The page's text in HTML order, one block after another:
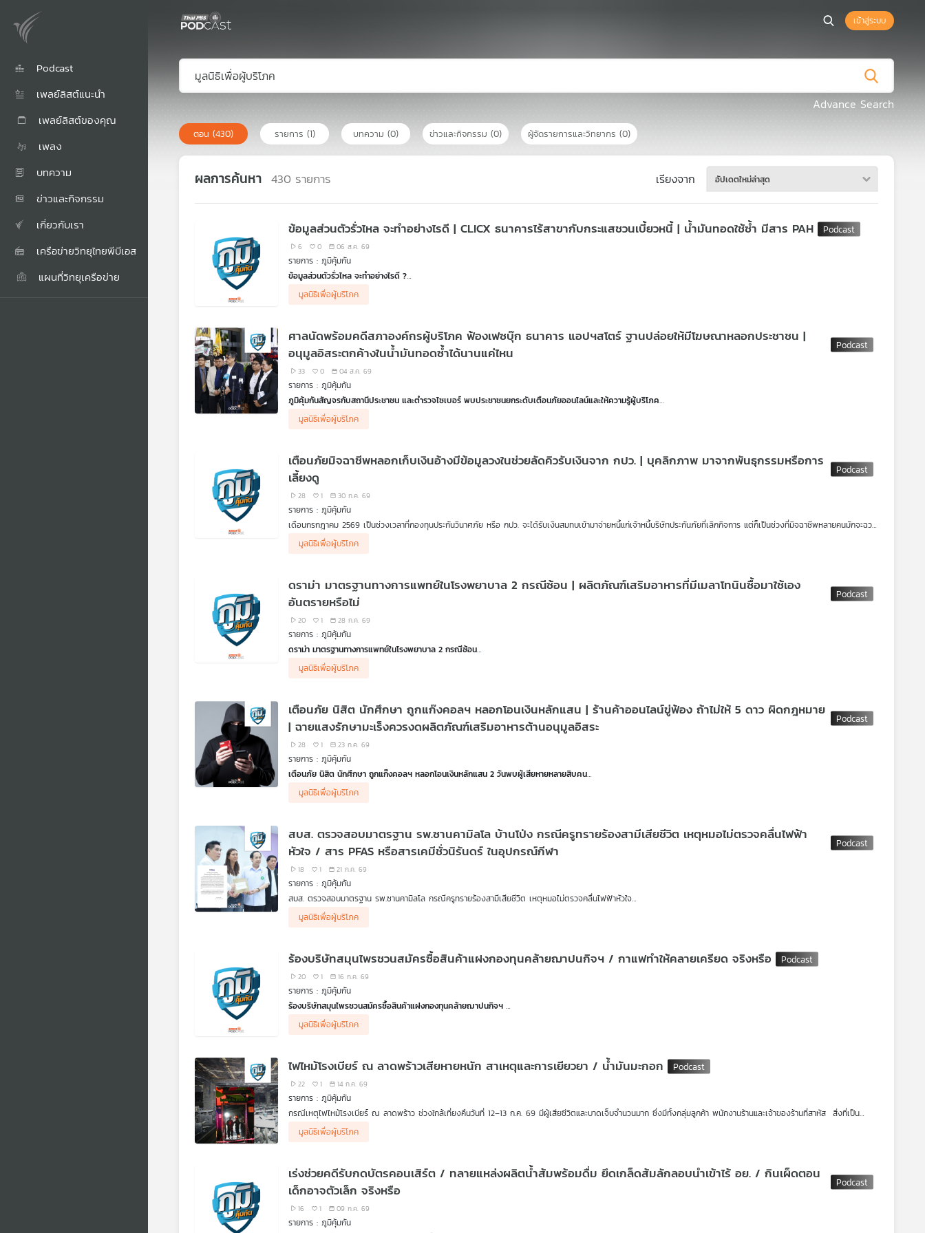
Podcast
เพลย์ลิสต์แนะนำ
เพลย์ลิสต์ของคุณ
เพลง
บทความ
ข่าวและกิจกรรม
เกี่ยวกับเรา
เครือข่ายวิทยุไทยพีบีเอส
แผนที่วิทยุเครือข่าย
เข้าสู่ระบบ
Advance Search
ตอน (430) รายการ (1) บทความ (0) ข่าวและกิจกรรม (0) ผู้จัดรายการและวิทยากร (0)
ผลการค้นหา 430 รายการ เรียงจาก อัปเดตใหม่ล่าสุด
ข้อมูลส่วนตัวรั่วไหล จะทำอย่างไรดี | CLICX ธนาคารไร้สาขากับกระแสชวนเบี้ยวหนี้ | น้ำมันทอดใช้ซ้ำ มีสาร PAH
6 0 06 ส.ค. 69
รายการ : ภูมิคุ้มกัน
ข้อมูลส่วนตัวรั่วไหล จะทำอย่างไรดี ?
กระทรวงคมนาคม เปิดเผยผลการตรวจสอบกรณีข้อมูลส่วนบุคคลและข้อมูลเกี่ยวกับทะเบียนรถรั่วไหลรวมถึงข้อมูลของนายกรัฐมนตรี ล่าสุด ตรวจพบ IP ต้นทางมาจาก 3 หน่วยงาน
ราชการ ซึ่งขณะนี้อยู่ระหว่างตรวจสอบหาตัวผู้ใช้บัญชีในการล็อคอิน เรามาดูวิธีการจัดการและรับมือ หากข้อมูลของเรารั่วไหลออกสู่สาธารณะ
สารสนเทศ
สํานักงานคณะกรรมการการรักษาความมั่นคงปลอดภัยไซเบอร์แห่งชาติ (สกมช.)
CLICX ธนาคารไร้สาขากับกระแสชวนเบี้ยวหนี้
เกิดการวิพากษ์วิจารณ์อย่างกว้างขวางในโลกออนไลน์ กรณีธนาคาร CLICX (คลิกซ์) หรือ ธนาคารไร้สาขารายแรกของไทย ที่ได้เริ่มเปิดให้บริการเต็มรูปแบบ ได้ปล่อยเงินกู้ โดยผู้ที่ติด
เครดิตก็สามารถกู้เงินได้ ทำให้มีกระแส เบี้ยวหนี้
ฟังข้อคิดเตือนใจ ถ้ากู้ต้องใช้หนี้ การเบี้ยวหนี้จะถูกดำเนินคดีตามกฎหมายอย่างไรบ้าง
คิดก่อนเชื่อ กับ ดร.แก้ว กังสดาลอำไพ นักพิษวิทยา กับ ชนาธิป ไพรพงค์
ตอน น้ำมันทอดใช้ซ้ำ มีสาร PAH (สารก่อมะเร็ง) เหมือนอาหารปิ้งย่างรมควันหรือไม่
มูลนิธิเพื่อผู้บริโภค
ศาลนัดพร้อมคดีสภาองค์กรผู้บริโภค ฟ้องเฟซบุ๊ก ธนาคาร แอปฯสโตร์ ฐานปล่อยให้มีโฆษณาหลอกประชาชน |
อนุมูลอิสระตกค้างในน้ำมันทอดซ้ำได้นานแค่ไหน
33 0 04 ส.ค. 69
รายการ : ภูมิคุ้มกัน
ภูมิคุ้มกันสัญจรกับสถานีประชาชน และตำรวจไซเบอร์ พบประชาชนยกระดับเตือนภัยออนไลน์และให้ความรู้ผู้บริโภค
ฟังเสียง ประชาชน ชาวตำบลธรรมศาลา อ.เมืองนครปฐม ที่มาร่วมกิจกรรมว่าได้ประโยชน์อะไรจากกิจกรรมนี้และความคิดเห็นเกี่ยวกับการซื้อของออนไลน์
มิถุนายน 2569 ที่ผ่านมา โดยมีผู้เสียหายที่ตกเป็นเหยื่อมิจฉาชีพออนไลน์ ผ่านการหลอกลวงบนเฟซบุ๊ก ยื่นฟ้องเป็นคดีนำร่องรวม 10 คดี แบ่งเป็นคดีที่ศาลแพ่ง 3 คดี และศาลแพ่งใต้
7 คดี ซึ่งการนัดพร้อมในวันนี้เป็นเพียงจุดเริ่มต้นของกระบวนการพิจารณา
คุยกับ คุณโสภณ หนูรัตน์ หัวหน้าฝ่ายคุ้มครองและพิทักษ์สิทธิผู้บริโภค สภาองค์กรของผู้บริโภค
มูลนิธิเพื่อผู้บริโภค
เตือนภัยมิจฉาชีพหลอกเก็บเงินอ้างมีข้อมูลวงในช่วยลัดคิวรับเงินจาก กปว. | บุคลิกภาพ มาจากพันธุกรรมหรือการ
เลี้ยงดู
28 1 30 ก.ค. 69
รายการ : ภูมิคุ้มกัน
เดือนกรกฎาคม 2569 เป็นช่วงเวลาที่กองทุนประกันวินาศภัย หรือ กปว. จะได้รับเงินสมทบเข้ามาจ่ายหนี้แก่เจ้าหนี้บริษัทประกันภัยที่เลิกกิจการ แต่ก็เป็นช่วงที่มิจฉาชีพหลายคนมักจะฉวย
โอกาสในการเรียกรับเงินโดยแอบอ้างว่าสามารถตรวจสอบข้อมูลวงใน รวมถึงช่วยลัดคิวให้ได้รับเงินจาก กปว. เร็วมากขึ้น ซึ่งตอนนี้มีผู้เสียหายหลายรายที่ถูกหลอก
ฟังวิธีการเพื่อเตือนภัย จาก คุณภัทร ผู้เสียหาย กทม.
ปรับเกณฑ์บัตรสวัสดิการแห่งรัฐ
รัฐบาลโดยกระทรวงการคลัง พิจารณาปรับหลักเกณฑ์การขอรับสิทธิบัตรสวัสดิการแห่งรัฐ หรือที่เรียกกันติดปากว่า “บัตรคนจน” ทั้งเกณฑ์การครอบครองรถ การศึกษา รวมถึงการ
คิดก่อนเชื่อ กับ ดร.แก้ว กังสดาลอำไพ นักพิษวิทยา กับ ชนาธิป ไพรพงค์
ตอน บุคลิกภาพ มาจากพันธุกรรมหรือการเลี้ยงดู
มูลนิธิเพื่อผู้บริโภค
ดราม่า มาตรฐานทางการแพทย์ในโรงพยาบาล 2 กรณีซ้อน | ผลิตภัณฑ์เสริมอาหารที่มีเมลาโทนินซื้อมาใช้เอง
อันตรายหรือไม่
20 1 28 ก.ค. 69
รายการ : ภูมิคุ้มกัน
ดราม่า มาตรฐานทางการแพทย์ในโรงพยาบาล 2 กรณีซ้อน
กรณีที่ครูทรายพาสามีมีอาการเจ็บร้าวตั้งแต่นิ้วจนถึงหน้าอก หัวใจเหงื่อแตกพลั๊ก สงสัยว่าจะเป็นโรคเกี่ยวกับหัวใจไปรักษาที่โรงพยาบาลซานคามิลโลบ้านโป่ง เป็น รพ.ตามสิทธิประกัน
สังคม แต่หมอไม่ส่งส่งตรวจคลื่นไฟฟ้าหัวใจ และไล่กลับบ้าน ต่อมาสามีเสียชีวิต
.
ฟังเสียง ครูทราย นางสาวเบญญาภรณ์ พานเพชร
ประกันสังคมเยียวยากรณีนี้อย่างไร
อีกกรณี คือดราม่าพ่อแม่เด็กเพิ่งคลอด 5 วัน อยู่ในห้อง ICU เด็กโรงพยาบาลอ่างทอง ติดเชื้อในกระแสเลือดเสียชีวิต
ไอซียูเด็ก (NICU) หรือไม่ จนเกิดจากกระแสวิพากษ์วิจารณ์อย่างหนัก ซึ่งกระทรวงสาธารณสุขและทางโรงพยาบาลได้ยอมรับว่าไม่เหมาะสม และตั้งกรรมการสอบสวนข้อเท็จจริงแล้ว
ส่วนสาเหตุการเสียชีวิตของทารกวัย 5 วันยืนยันว่าเกิดจากภาวะป่วยรุนแรงตั้งแต่แรกเกิด
ฟังเสียงความทุกข์หัวอกพ่อแม่เด็ก
.
คิดก่อนเชื่อกับ ดร.แก้ว กังสดาลอำไพ นักพิษวิทยา กับ ชนาธิป ไพรพงค์
ตอน ผลิตภัณฑ์เสริมอาหารที่มีเมลาโทนินซื้อมาใช้เองอันตรายหรือไม่
มูลนิธิเพื่อผู้บริโภค
เตือนภัย นิสิต นักศึกษา ถูกแก๊งคอลฯ หลอกโอนเงินหลักแสน | ร้านค้าออนไลน์ขู่ฟ้อง ถ้าไม่ให้ 5 ดาว ผิดกฎหมาย
| ฉายแสงรักษามะเร็งควรงดผลิตภัณฑ์เสริมอาหารต้านอนุมูลอิสระ
28 1 23 ก.ค. 69
รายการ : ภูมิคุ้มกัน
เตือนภัย นิสิต นักศึกษา ถูกแก๊งคอลฯ หลอกโอนเงินหลักแสน 2 วันพบผู้เสียหายหลายสิบคน
จากกรณีนักศึกษาในจังหวัดมหาสารคาม ถูกขบวนการคอลเซนเตอร์ อ้างเป็นตำรวจหลอกโอนเงินจำนวนมาก เพียง 2 วัน พบผู้เสียหายแล้ว 18 คน ตำรวจได้ย้ำเตือนประชาชนให้
ระมัดระวัง เพราะตำรวจจะไม่ติดต่อทางไลน์ไปยังผู้ถูกกล่าวหา รวมถึงไม่ส่งหมายเรียก หรือหมายจับทางแอปพลิเคชัน ไม่มีนโยบายให้ประชาชนโอนเงินมาตรวจสอบ หากตำรวจพบผู้ต้อง
แนวทางการดำเนินคดีและเตือนภัยจาก พ.ต.ท.พากฤต กฤตยพงษ์
สารวัตรกลุ่มงานรักษาความมั่นคงปลอดภัยทางไซเบอร์ บก.ตอท.
ร้านค้าออนไลน์ขู่ฟ้อง ถ้าไม่ให้ 5 ดาว ผิดกฎหมาย!
ร้านค้าออนไลน์ขู่ฟ้อง หากผู้ซื้อรีวิว 1-3 ดาว ผิดกฎหมาย นักกฎหมายย้ำ รีวิวตามจริงคือสิทธิ ไม่ใช่ความผิด ไม่ต้องหวั่นคำขู่ พร้อมแนะวิธีรีวิวให้ได้รับความคุ้มครองตามกฎหมาย
.
ฟังกฏหมายคุ้มครองผู้บริโภคจาก คุณภัทรกร ทีปบุญรัตน์ รองหัวหน้าฝ่ายกฎหมายและคดี สภาองค์กรผู้บริโภค
มูลนิธิเพื่อผู้บริโภค
สบส. ตรวจสอบมาตรฐาน รพ.ซานคามิลโล บ้านโป่ง กรณีครูทรายร้องสามีเสียชีวิต เหตุหมอไม่ตรวจคลื่นไฟฟ้า
หัวใจ / สาร PFAS หรือสารเคมีชั่วนิรันดร์ ในอุปกรณ์กีฬา
18 1 21 ก.ค. 69
รายการ : ภูมิคุ้มกัน
สบส. ตรวจสอบมาตรฐาน รพ.ซานคามิลโล กรณีครูทรายร้องสามีเสียชีวิต เหตุหมอไม่ตรวจคลื่นไฟฟ้าหัวใจ
จากกรณีครูทรายร้องเรียนสามีมีอาการป่วยที่สงสัยว่าจะเป็นโรคเกี่ยวกับหัวใจ ไปรักษาที่โรงพยาบาลซานคามิลโล บ้านโป่ง แต่ถูกแพทย์วัย 70 ปี ไม่ส่งตรวจคลื่นไฟฟ้าหัวใจและใช้คำพูด
ไม่ดี ไล่ให้กลับบ้าน จนสุดท้ายสามีเสียชีวิตเนื่องจากโรคเกี่ยวกับหัวใจ เจ้าหน้าที่จากกรมสนับสนุนบริการสุขภาพ หรือ สบส. และเจ้าหน้าที่สำนักงานสาธารณสุขจังหวัดราชบุรี ได้เข้าตรวจ
กฏหมายที่เกี่ยวข้องกับสถานพยาบาล กำหนดว่าอย่างไร
ถ้าผลสอบสวนพบว่า สถานพยาบาลไม่รักษาตามมาตรฐาน จะมีบทลงโทษอย่างไร
โรงพยาบาลซานคามิลโล จะชดเชยเยียวยาผู้เสียหายอย่างไร
ทราบว่าผู้เสียชีวิตมีสิทธิการรักษาประกันสังคมที่โรงพยาบาลนี้ด้วย
สิทธิการรักษาเจ็บป่วยฉุกเฉิน 72 ชั่วโมง หรือ สิทธิ UCEP อาการนี้เข้าข่ายหรือไม่
ฟังจาก ทันตแพทย์อาคม ประดิษฐสุวรรณ รองอธิบดีกรมสนับสนุนบริการสุขภาพ
ฟังจาก คุณโสภณ หนูรัตน์ หัวหน้าฝ่ายคุ้มครอง และพิทักษ์สิทธิผู้บริโภค สภาองค์กรของผูบริโภค
.
คิดก่อนเชื่อ กับ ดร.แก้ว กังสดาลอำไพ นักพิษวิทยา กับ ชนาธิป ไพรพงค์
ตอน สาร PFAS หรือสารเคมีชั่วนิรันดร์ ในอุปกรณ์กีฬา
มูลนิธิเพื่อผู้บริโภค
ร้องบริษัทสมุนไพรชวนสมัครซื้อสินค้าแฝงกองทุนคล้ายฌาปนกิจฯ / กาแฟทำให้คลายเครียด จริงหรือ
20 1 16 ก.ค. 69
รายการ : ภูมิคุ้มกัน
ร้องบริษัทสมุนไพรชวนสมัครซื้อสินค้าแฝงกองทุนคล้ายฌาปนกิจฯ
ชาวบ้านจากหลายจังหวัดร้องเรียนขอให้ตรวจสอบบริษัทเอกชนรายหนึ่ง ที่ชวนชาวบ้านสมัครเป็นตัวแทนและสมาชิก อ้างขายสินค้าสมุนไพรและสมัครกองทุนสวัสดิการฯ คล้ายประกันชีวิต
หรือฌาปนกิจสงเคราะห์ แต่เมื่อสมัครจ่ายเงินไปแล้ว เมื่อสมาชิกเสียชีวิตกลับไม่ได้รับเงินสงเคราะห์ที่โฆษณาไว้ ศพละ 2 แสนบาท
ลักษณะนี้เข้าข่ายผิดกฎหมายหรือไม่ และการช่วยเหลือทางคดีทำอย่างไร
ฟังจาก นายรณณรงค์ แก้วเพ็ชร์ ประธานมูลนิธิรณรงค์ทวงคืนความยุติธรรมในสังคม
เตือนภัย หลอกสมัครงานสุดท้ายถูกกักตัวกลายเป็นบัญชีม้า
ผู้เสียหายหญิง 2 คน แจ้งเรื่องเตือนภัย หลังสมัครงานร้านอาหารในกรุงเทพฯ ด้วยความหวังจะได้งานสุจริตธรรมดาๆ สักงาน คือจุดเริ่มต้นของฝันร้ายที่ "น้องอีฟ" และ "น้องมิน" ไม่
เคยคาดคิด
ตอน กาแฟทำให้คลายเครียด จริงหรือ
มูลนิธิเพื่อผู้บริโภค
ไฟไหม้โรงเบียร์ ณ ลาดพร้าวเสียหายหนัก สาเหตุและการเยียวยา / น้ำมันมะกอก
22 1 14 ก.ค. 69
รายการ : ภูมิคุ้มกัน
กรณีเหตุไฟไหม้โรงเบียร์ ณ ลาดพร้าว ช่วงใกล้เที่ยงคืนวันที่ 12–13 ก.ค. 69 มีผู้เสียชีวิตและบาดเจ็บจำนวนมาก ซึ่งมีทั้งกลุ่มลูกค้า พนักงานร้านและเจ้าของร้านที่สาหัส สิ่งที่เป็น
คำถามคือ สาเหตุทำไมกลุ่มไฟพุ่งออกมาจากประตูร้าน และการชดเชยเยียวยาความเสียหายแก่ผู้ประสบภัยอย่างไร จึงจะเหมาะสม เพราะเหตุไฟไหมสถานบันเทิงเกิดขึ้นมาหลายครั้งแล้ว
ผู้ประกอบการหละหลวมในการป้องกันไฟไหม้ เมื่อเกิดเหตุการเยียวยาผู้เสียหายก็ล่าช้า
สาเหตุเพลิงไหม้ทั้งใช้ไฟฟ้าเกินกําลัง-การตกแต่ง-ช่างทางเดินแคบ-ประตูหนีไฟไม่ได้มาตรฐาน ผู้ประกอบการเข้าข่าย “ประมาท” หรือไม่
ฟังจาก พล.ต.ต.เกียรติกุล สนธิเณร ผู้บังคับการตำรวจนครบาล 2
และ ร.ต.ต.สิงห์คำ คำยอด ผอ.สำนักการสอบสวนและนิติการ กระทรวงมหาดไทย
ผู้เสียหายทั้งเสียชีวิตและได้รับบาดเจ็บต้องได้รับการชดเชียเยียวยาตามกฎหมายอะไรบ้าง
มูลนิธิเพื่อผู้บริโภค แจงสิทธิตามกฎหมายที่ผู้เสียหายต้องได้รับการเยียวยากรณีไฟไหมสถานบันเทิง
มูลนิธิเพื่อผู้บริโภค
เร่งช่วยคดีรับกดบัตรคอนเสิร์ต / ทลายแหล่งผลิตน้ำส้มพร้อมดื่ม ยึดเกล็ดส้มลักลอบนำเข้าไร้ อย. / กินเผ็ดตอน
เด็กอาจตัวเล็ก จริงหรือ
16 1 09 ก.ค. 69
รายการ : ภูมิคุ้มกัน